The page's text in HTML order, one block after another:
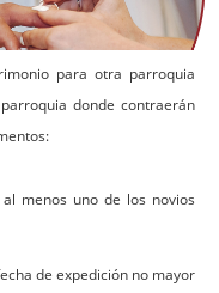
para otra parroquia
donde contraerán
menos uno de los novios
de expedición no mayor